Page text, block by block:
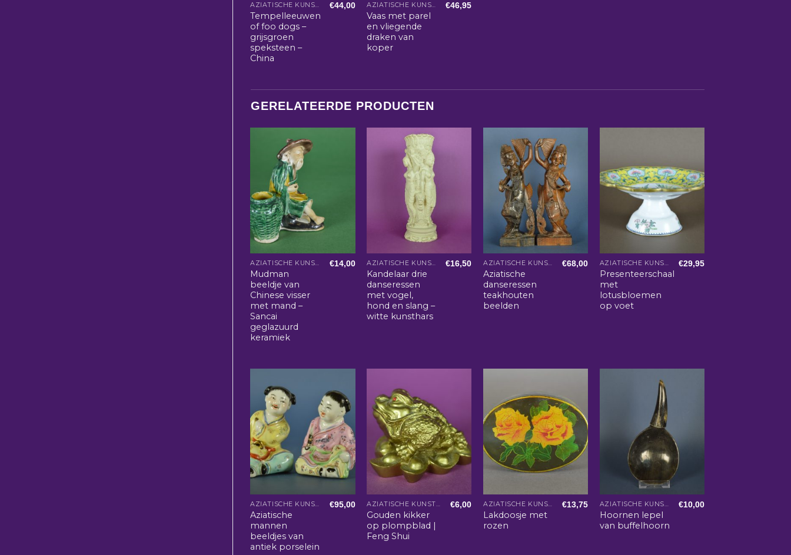
AZIATISCHE KUNST EN WOONACCESSOIRES
Tempelleeuwen
of foo dogs –
grijsgroen
speksteen –
China
€44,00 AZIATISCHE KUNST EN WOONACCESSOIRES
Vaas met parel
en vliegende
draken van
koper
€46,95
GERELATEERDE PRODUCTEN
AZIATISCHE KUNST EN WOONACCESSOIRES
Mudman
beeldje van
Chinese visser
met mand –
Sancai
geglazuurd
keramiek
€14,00 AZIATISCHE KUNST EN WOONACCESSOIRES
Kandelaar drie
danseressen
met vogel,
hond en slang –
witte kunsthars
€16,50 AZIATISCHE KUNST EN WOONACCESSOIRES
Aziatische
danseressen
teakhouten
beelden
€68,00 AZIATISCHE KUNST EN WOONACCESSOIRES
Presenteerschaal
met
lotusbloemen
op voet
€29,95
AZIATISCHE KUNST EN WOONACCESSOIRES
Aziatische
mannen
beeldjes van
antiek porselein
€95,00 AZIATISCHE KUNST EN WOONACCESSOIRES
Gouden kikker
op plompblad |
Feng Shui
€6,00 AZIATISCHE KUNST EN WOONACCESSOIRES
Lakdoosje met
rozen
€13,75 AZIATISCHE KUNST EN WOONACCESSOIRES
Hoornen lepel
van buffelhoorn
€10,00